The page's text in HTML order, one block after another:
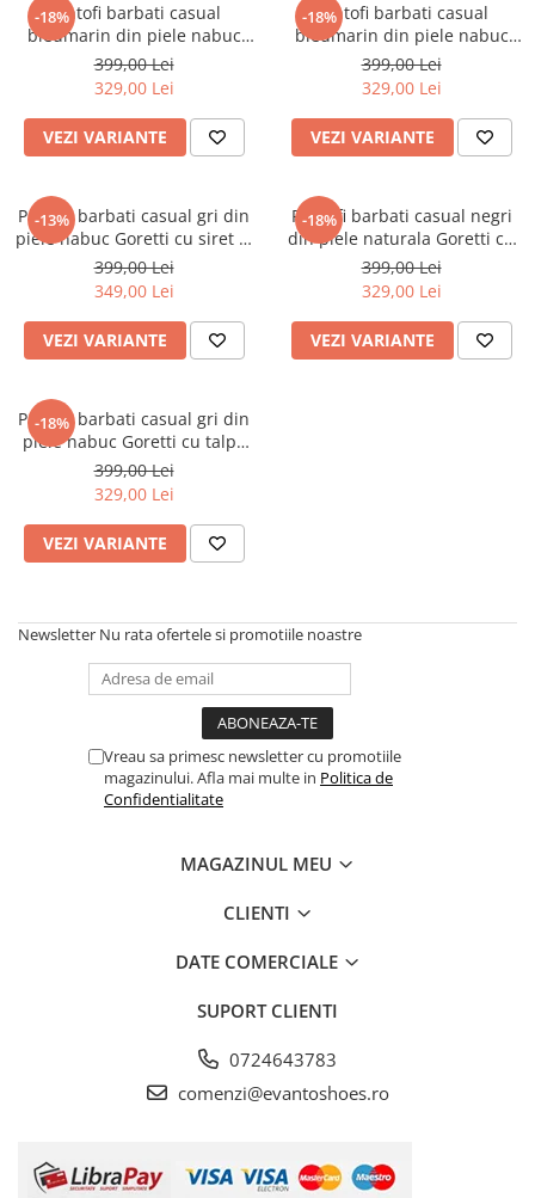
-18%
Pantofi barbati casual
bleumarin din piele nabuc
Goretti cu talpa flexibila
399,00 Lei
329,00 Lei
VEZI VARIANTE
-18%
Pantofi barbati casual
bleumarin din piele nabuc
Goretti cu talpa usoara
399,00 Lei
329,00 Lei
VEZI VARIANTE
-13%
Pantofi barbati casual gri din
piele nabuc Goretti cu siret si
talpa usoara
399,00 Lei
349,00 Lei
VEZI VARIANTE
-18%
Pantofi barbati casual negri
din piele naturala Goretti cu
talpa usoara
399,00 Lei
329,00 Lei
VEZI VARIANTE
-18%
Pantofi barbati casual gri din
piele nabuc Goretti cu talpa
usoara
399,00 Lei
329,00 Lei
VEZI VARIANTE
Newsletter Nu rata ofertele si promotiile noastre
Vreau sa primesc newsletter cu promotiile
magazinului. Afla mai multe in Politica de
Confidentialitate
MAGAZINUL MEU
CLIENTI
DATE COMERCIALE
SUPORT CLIENTI
0724643783
comenzi@evantoshoes.ro